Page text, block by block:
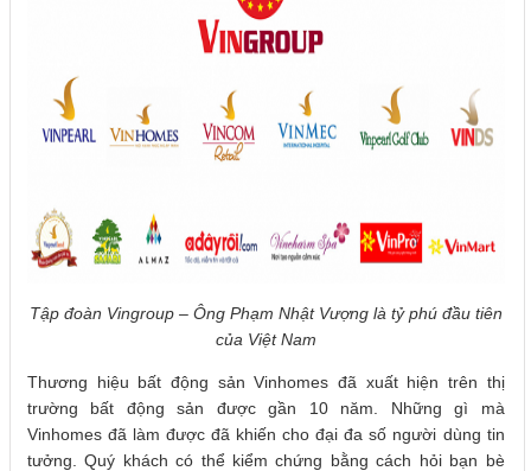
Tập đoàn Vingroup – Ông Phạm Nhật Vượng là tỷ phú đầu tiên
của Việt Nam
Thương hiệu bất động sản Vinhomes đã xuất hiện trên thị
trường bất động sản được gần 10 năm. Những gì mà
Vinhomes đã làm được đã khiến cho đại đa số người dùng tin
tưởng. Quý khách có thể kiểm chứng bằng cách hỏi bạn bè